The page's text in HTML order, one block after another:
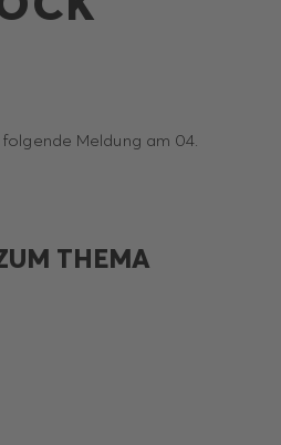
Meldung am 04.
THEMA